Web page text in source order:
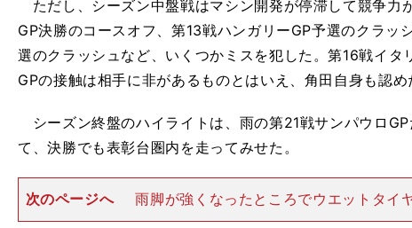
ただし、シーズン中盤戦はマシン開発が停滞して競争力
GP決勝のコースオフ、第13戦ハンガリーGP予選のクラッ
選のクラッシュなど、いくつかミスを犯した。第16戦イタ
GPの接触は相手に非があるものとはいえ、角田自身も認め
シーズン終盤のハイライトは、雨の第21戦サンパウロ
て、決勝でも表彰台圏内を走ってみせた。
次のページへ
雨脚が強くなったところでウエットタイ
ットに飛び込み、その後にセーフティカーや赤旗が出なけ